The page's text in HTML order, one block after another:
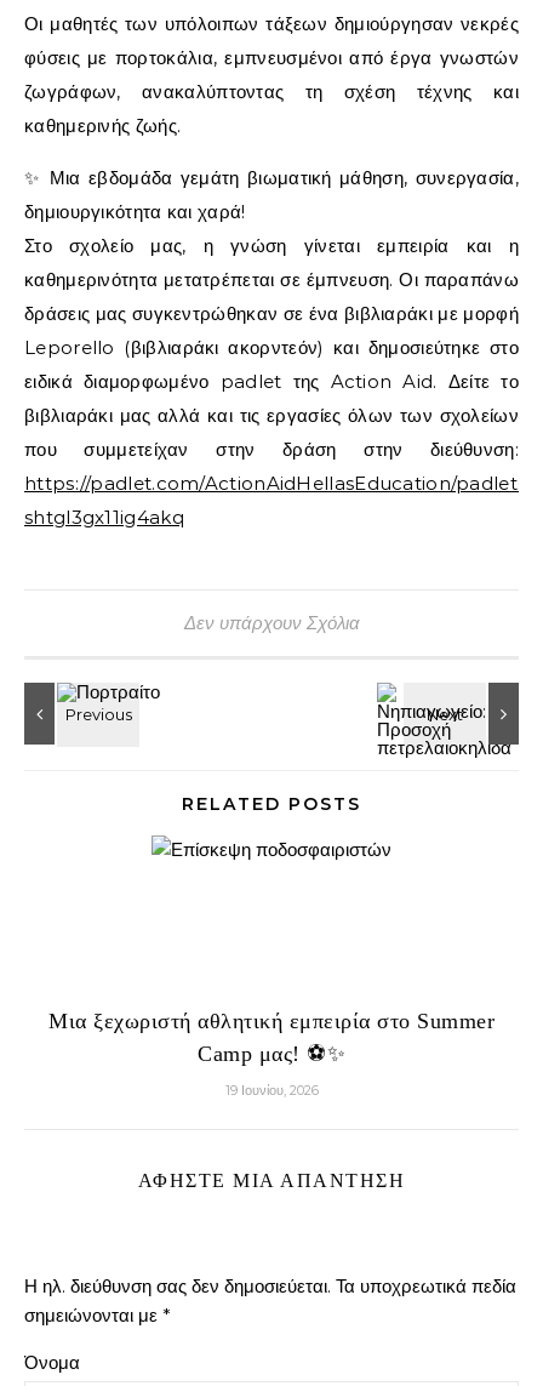
Οι μαθητές των υπόλοιπων τάξεων δημιούργησαν νεκρές
φύσεις με πορτοκάλια, εμπνευσμένοι από έργα γνωστών
ζωγράφων, ανακαλύπτοντας τη σχέση τέχνης και
καθημερινής ζωής.
✨ Μια εβδομάδα γεμάτη βιωματική μάθηση, συνεργασία,
δημιουργικότητα και χαρά!
Στο σχολείο μας, η γνώση γίνεται εμπειρία και η
καθημερινότητα μετατρέπεται σε έμπνευση. Οι παραπάνω
δράσεις μας συγκεντρώθηκαν σε ένα βιβλιαράκι με μορφή
Leporello (βιβλιαράκι ακορντεόν) και δημοσιεύτηκε στο
ειδικά διαμορφωμένο padlet της Action Aid. Δείτε το
βιβλιαράκι μας αλλά και τις εργασίες όλων των σχολείων
που συμμετείχαν στην δράση στην διεύθυνση:
https://padlet.com/ActionAidHellasEducation/padlet-
shtgl3gx11ig4akq
Δεν υπάρχουν Σχόλια
RELATED POSTS
Μια ξεχωριστή αθλητική εμπειρία στο Summer
Camp μας! ⚽✨
19 Ιουνίου, 2026
ΑΦΉΣΤΕ ΜΙΑ ΑΠΆΝΤΗΣΗ
Η ηλ. διεύθυνση σας δεν δημοσιεύεται. Τα υποχρεωτικά πεδία
σημειώνονται με *
Όνομα